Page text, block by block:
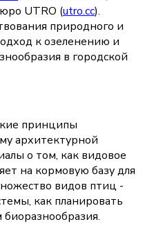
UTRO (utro.cc).
природного и
к озеленению и
в городской
принципы
архитектурной
о том, как видовое
на кормовую базу для
видов птиц -
как планировать